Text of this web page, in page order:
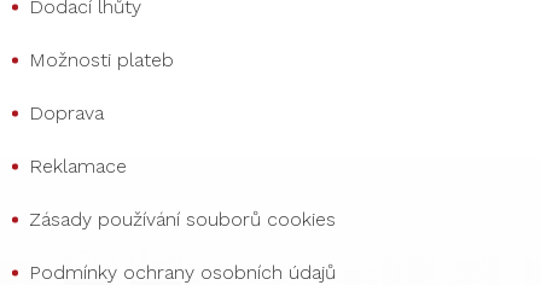
Dodací lhůty
Možnosti plateb
Doprava
Reklamace
Zásady používání souborů cookies
Podmínky ochrany osobních údajů